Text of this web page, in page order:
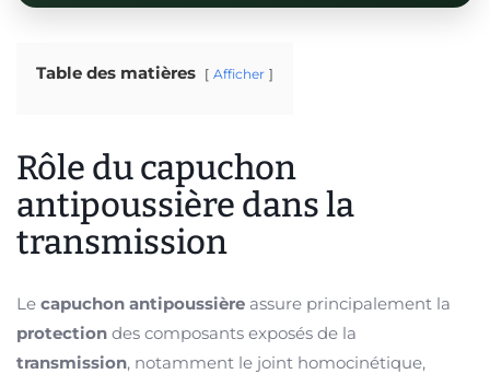
Table des matières Afficher
Rôle du capuchon
antipoussière dans la
transmission
Le capuchon antipoussière assure principalement la
protection des composants exposés de la
transmission, notamment le joint homocinétique,